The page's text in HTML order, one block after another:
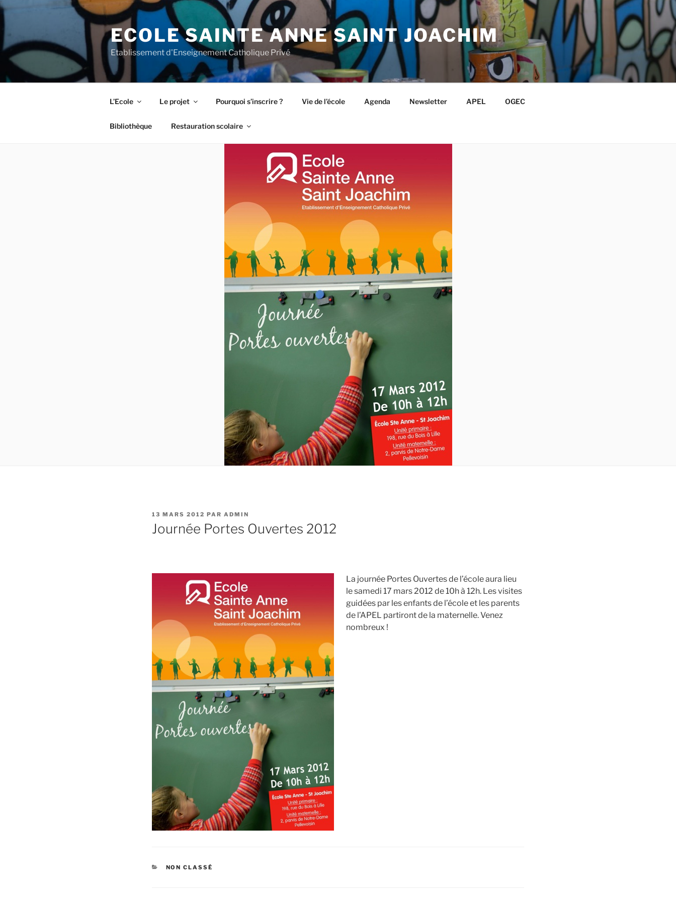
Aller
au
principal
ECOLE SAINTE ANNE SAINT JOACHIM
Etablissement d'Enseignement Catholique Privé
L’Ecole Le projet Pourquoi s’inscrire ? Vie de l’école Agenda Newsletter APEL OGEC
Bibliothèque Restauration scolaire
PUBLIÉ
LE
13 MARS 2012 PAR ADMIN
Journée Portes Ouvertes 2012
La journée Portes Ouvertes de l’école aura lieu
le samedi 17 mars 2012 de 10h à 12h. Les visites
guidées par les enfants de l’école et les parents
de l’APEL partiront de la maternelle. Venez
nombreux !
CATÉGORIES
NON CLASSÉ